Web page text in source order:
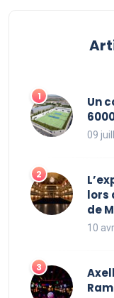
Un
09
lors
de
10